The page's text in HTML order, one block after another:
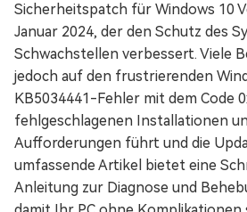
Sicherheitspatch für Windows 10
Januar 2024, der den Schutz des
Schwachstellen verbessert. Viele
jedoch auf den frustrierenden
KB5034441-Fehler mit dem Code
fehlgeschlagenen Installationen
Aufforderungen führt und die
umfassende Artikel bietet eine
Anleitung zur Diagnose und